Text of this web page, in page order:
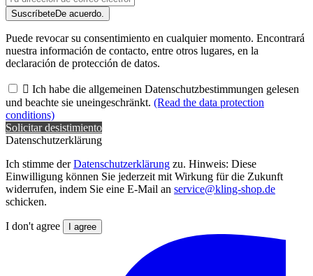
SuscríbeteDe acuerdo.
Puede revocar su consentimiento en cualquier momento. Encontrará
nuestra información de contacto, entre otros lugares, en la
declaración de protección de datos.
 Ich habe die allgemeinen Datenschutzbestimmungen gelesen
und beachte sie uneingeschränkt. (Read the data protection
conditions)
Solicitar desistimiento
Datenschutzerklärung
Ich stimme derDatenschutzerklärung zu. Hinweis: Diese
Einwilligung können Sie jederzeit mit Wirkung für die Zukunft
widerrufen, indem Sie eine E-Mail an service@kling-shop.de
schicken.
I don't agree I agree